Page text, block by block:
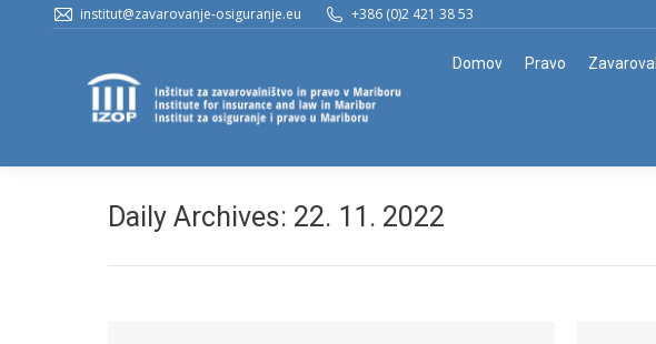
institut@zavarovanje-osiguranje.eu +386 (0)2 421 38 53
Domov Pravo
Daily Archives: 22. 11. 2022